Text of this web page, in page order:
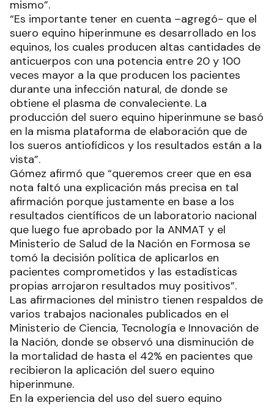
mismo”.
“Es importante tener en cuenta –agregó- que el
suero equino hiperinmune es desarrollado en los
equinos, los cuales producen altas cantidades de
anticuerpos con una potencia entre 20 y 100
veces mayor a la que producen los pacientes
durante una infección natural, de donde se
obtiene el plasma de convaleciente. La
producción del suero equino hiperinmune se basó
en la misma plataforma de elaboración que de
los sueros antiofídicos y los resultados están a la
vista”.
Gómez afirmó que “queremos creer que en esa
nota faltó una explicación más precisa en tal
afirmación porque justamente en base a los
resultados científicos de un laboratorio nacional
que luego fue aprobado por la ANMAT y el
Ministerio de Salud de la Nación en Formosa se
tomó la decisión política de aplicarlos en
pacientes comprometidos y las estadísticas
propias arrojaron resultados muy positivos”.
Las afirmaciones del ministro tienen respaldos de
varios trabajos nacionales publicados en el
Ministerio de Ciencia, Tecnología e Innovación de
la Nación, donde se observó una disminución de
la mortalidad de hasta el 42% en pacientes que
recibieron la aplicación del suero equino
hiperinmune.
En la experiencia del uso del suero equino